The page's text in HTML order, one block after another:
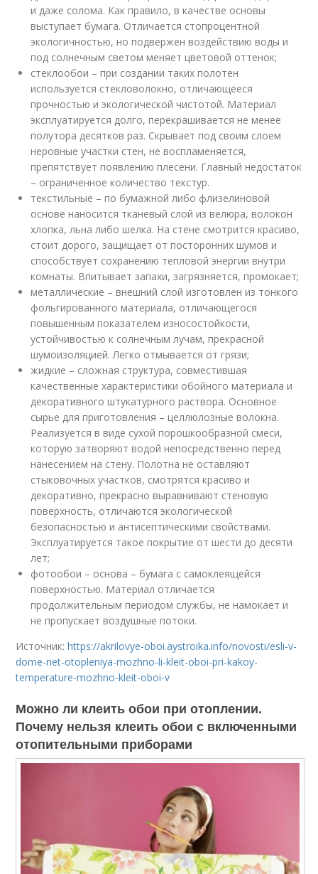
и даже солома. Как правило, в качестве основы
выступает бумага. Отличается стопроцентной
экологичностью, но подвержен воздействию воды и
под солнечным светом меняет цветовой оттенок;
стеклообои – при создании таких полотен
используется стекловолокно, отличающееся
прочностью и экологической чистотой. Материал
эксплуатируется долго, перекрашивается не менее
полутора десятков раз. Скрывает под своим слоем
неровные участки стен, не воспламеняется,
препятствует появлению плесени. Главный недостаток
– ограниченное количество текстур.
текстильные – по бумажной либо флизелиновой
основе наносится тканевый слой из велюра, волокон
хлопка, льна либо шелка. На стене смотрится красиво,
стоит дорого, защищает от посторонних шумов и
способствует сохранению тепловой энергии внутри
комнаты. Впитывает запахи, загрязняется, промокает;
металлические – внешний слой изготовлен из тонкого
фольгированного материала, отличающегося
повышенным показателем износостойкости,
устойчивостью к солнечным лучам, прекрасной
шумоизоляцией. Легко отмывается от грязи;
жидкие – сложная структура, совместившая
качественные характеристики обойного материала и
декоративного штукатурного раствора. Основное
сырье для приготовления – целлюлозные волокна.
Реализуется в виде сухой порошкообразной смеси,
которую затворяют водой непосредственно перед
нанесением на стену. Полотна не оставляют
стыковочных участков, смотрятся красиво и
декоративно, прекрасно выравнивают стеновую
поверхность, отличаются экологической
безопасностью и антисептическими свойствами.
Эксплуатируется такое покрытие от шести до десяти
лет;
фотообои – основа – бумага с самоклеящейся
поверхностью. Материал отличается
продолжительным периодом службы, не намокает и
не пропускает воздушные потоки.
Источник:https://akrilovye-oboi.aystroika.info/novosti/esli-v-
dome-net-otopleniya-mozhno-li-kleit-oboi-pri-kakoy-
temperature-mozhno-kleit-oboi-v
Можно ли клеить обои при отоплении.
Почему нельзя клеить обои с включенными
отопительными приборами